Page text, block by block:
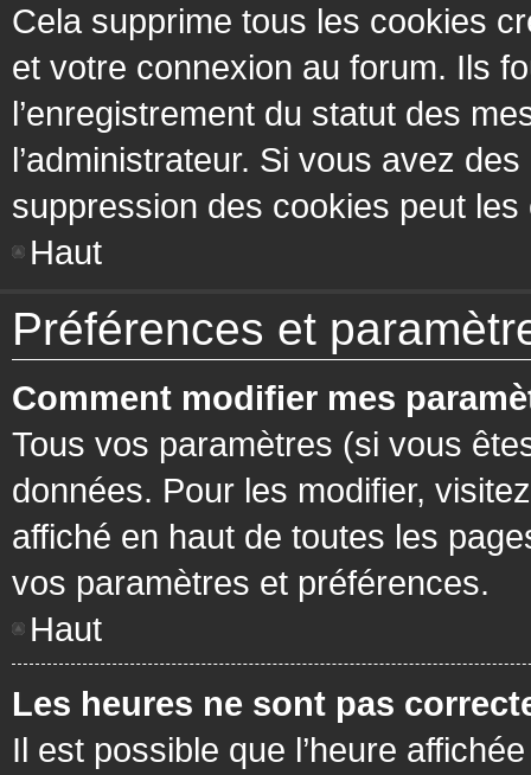
Cela supprime tous les cookies
et votre connexion au forum. Ils
l’enregistrement du statut des
l’administrateur. Si vous avez
suppression des cookies peut les
Haut
Préférences et
Comment modifier mes
Tous vos paramètres (si vous
données. Pour les modifier,
affiché en haut de toutes les
vos paramètres et préférences.
Haut
Les heures ne sont pas
Il est possible que l’heure